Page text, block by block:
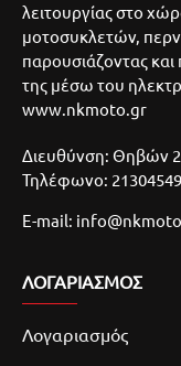
λειτουργίας στο
μοτοσυκλετών,
παρουσιάζοντας
της μέσω του
www.nkmoto.gr
Διευθύνση: Θηβών
Τηλέφωνο:
E-mail:
ΛΟΓΑΡΙΑΣΜΌΣ
Λογαριασμός